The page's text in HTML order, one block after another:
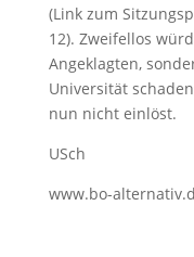
(Link zum
12). Zweifellos
Angeklagten,
Universität
nun nicht einlöst.
USch
www.bo-